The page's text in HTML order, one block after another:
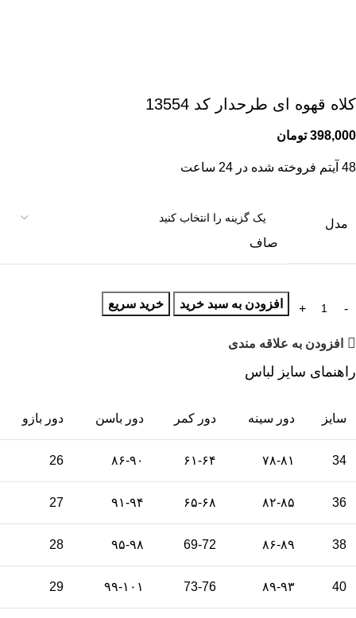
کلاه قهوه ای طرحدار کد 13554
398,000 تومان
48 آیتم فروخته شده در 24 ساعت
مدل
صاف
افزودن به سبد خرید خرید سریع
افزودن به علاقه مندی
راهنمای سایز لباس
سایز دور سینه دور کمر دور باسن دور بازو
34 ۷۸-۸۱ ۶۱-۶۴ ۸۶-۹۰ 26
36 ۸۲-۸۵ ۶۵-۶۸ ۹۱-۹۴ 27
38 ۸۶-۸۹ 69-72 ۹۵-۹۸ 28
40 ۸۹-۹۳ 73-76 ۹۹-۱۰۱ 29